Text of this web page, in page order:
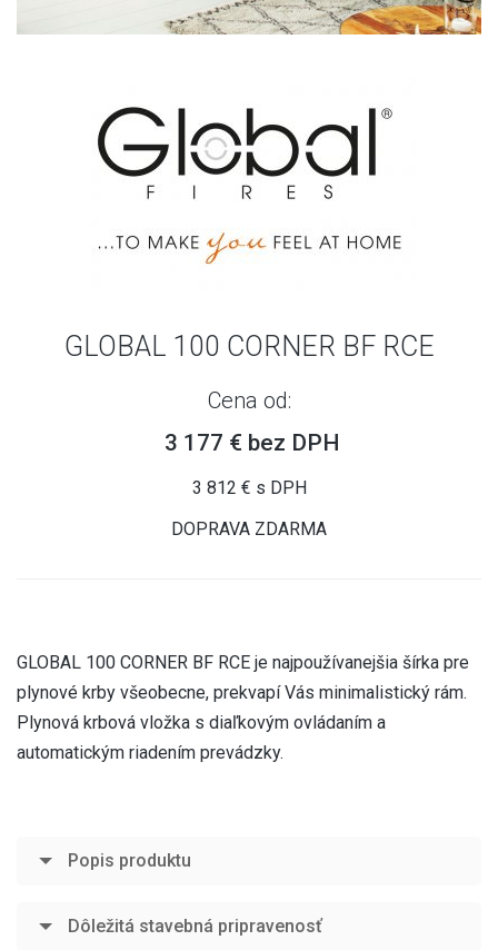
GLOBAL 100 CORNER BF RCE
Cena od:
3 177 € bez DPH
3 812 € s DPH
DOPRAVA ZDARMA
GLOBAL 100 CORNER BF RCE je najpoužívanejšia šírka pre
plynové krby všeobecne, prekvapí Vás minimalistický rám.
Plynová krbová vložka s diaľkovým ovládaním a
automatickým riadením prevádzky.
Popis produktu
Dôležitá stavebná pripravenosť